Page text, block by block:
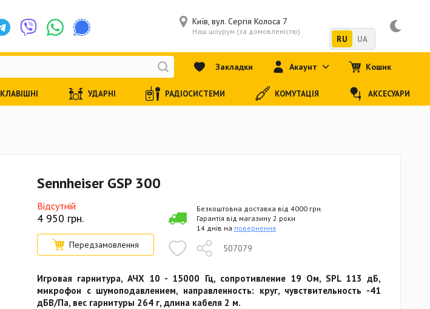
Sennheiser GSP 300
Відсутній
4 950 грн.
Передзамовлення 507079
Безкоштовна доставка від 4000 грн.
Гарантія від магазину 2 роки
14 днів на повернення
Игровая гарнитура, АЧХ 10 - 15000 Гц, сопротивление 19 Ом, SPL 113 дБ,
микрофон с шумоподавлением, направленность: круг, чувствительность -41
дБВ/Па, вес гарнитуры 264 г, длина кабеля 2 м.
Київ, вул. Сергія Колоса 7
Наш шоурум (за домовленістю)
RU UA
Закладки Акаунт Кошик
КЛАВІШНІ УДАРНІ РАДІОСИСТЕМИ КОМУТАЦІЯ АКСЕСУАРИ